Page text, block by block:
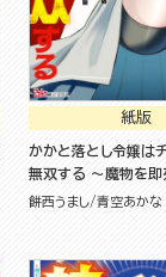
紙版
かかと落とし令嬢は
無双する ～魔物を即
しんでいたら、私を追
餅西うまし 青空あかな